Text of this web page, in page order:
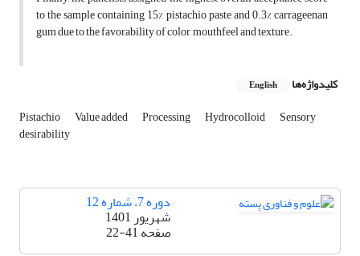
to the sample containing 15% pistachio paste and 0.3% carrageenan
gum due to the favorability of color, mouthfeel and texture.
کلیدواژه‌ها English
Pistachio Value added Processing Hydrocolloid Sensory
desirability
دوره 7، شماره 12
شهریور 1401
صفحه22-41